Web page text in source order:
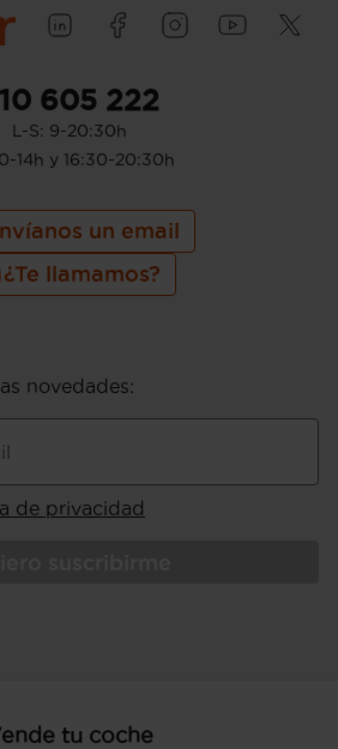
605 222
L-S: 9-20:30h
14h y 16:30-20:30h
un email
¿Te llamamos?
novedades:
de privacidad
tu coche